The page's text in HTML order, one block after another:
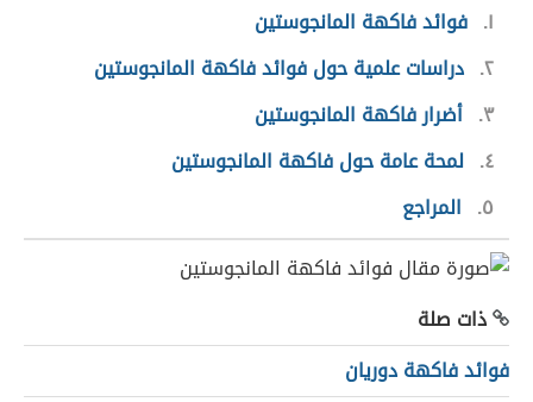
١ فوائد فاكهة المانجوستين
٢ دراسات علمية حول فوائد فاكهة المانجوستين
٣ أضرار فاكهة المانجوستين
٤ لمحة عامة حول فاكهة المانجوستين
٥
المراجع
ذات صلة
فوائد فاكهة دوريان